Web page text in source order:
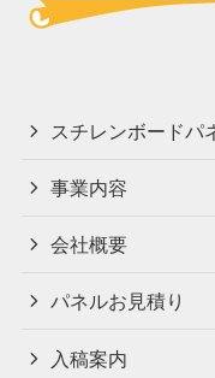
スチレンボードパ
事業内容
会社概要
パネルお見積り
入稿案内